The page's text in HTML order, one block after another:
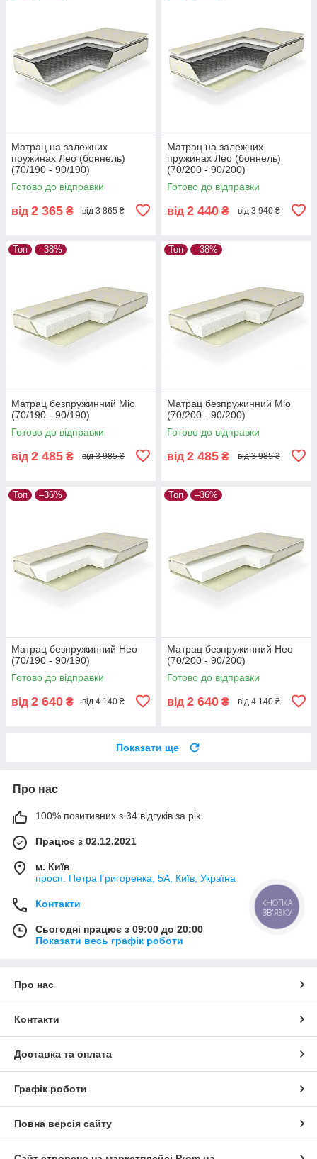
Матрац на залежних
пружинах Лео (боннель)
(70/190 - 90/190)
Готово до відправки
від 2 365 ₴ від 3 865 ₴
Матрац на залежних
пружинах Лео (боннель)
(70/200 - 90/200)
Готово до відправки
від 2 440 ₴ від 3 940 ₴
Топ –38%
Матрац безпружинний Міо
(70/190 - 90/190)
Готово до відправки
від 2 485 ₴ від 3 985 ₴
Топ –38%
Матрац безпружинний Міо
(70/200 - 90/200)
Готово до відправки
від 2 485 ₴ від 3 985 ₴
Топ –36%
Матрац безпружинний Нео
(70/190 - 90/190)
Готово до відправки
від 2 640 ₴ від 4 140 ₴
Топ –36%
Матрац безпружинний Нео
(70/200 - 90/200)
Готово до відправки
від 2 640 ₴ від 4 140 ₴
Показати ще
Про нас
100% позитивних з 34 відгуків за рік
Працює з 02.12.2021
м. Київ
просп. Петра Григоренка, 5А, Київ, Україна
Контакти
Сьогодні працює з 09:00 до 20:00
Показати весь графік роботи
Про нас
Контакти
Доставка та оплата
Графік роботи
Повна версія сайту
КНОПКА
ЗВ'ЯЗКУ